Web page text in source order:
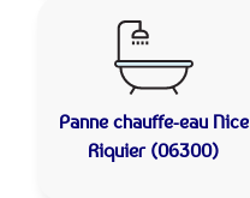
Panne chauffe-eau Nice
Riquier (06300)